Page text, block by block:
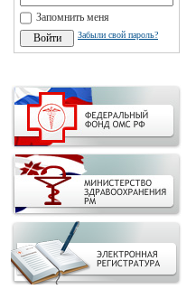
Запомнить меня
Забыли свой пароль?